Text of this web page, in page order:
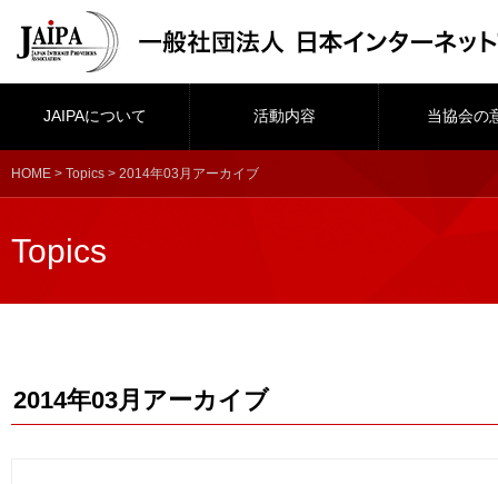
JAIPAについて 活動内容 当協会の
HOME > Topics > 2014年03月アーカイブ
Topics
2014年03月アーカイブ